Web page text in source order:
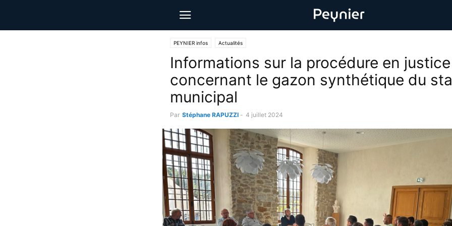
PEYNIER infos Actualités
Informations sur la procédure en justice
concernant le gazon synthétique du
municipal
Par Stéphane RAPUZZI - 4 juillet 2024